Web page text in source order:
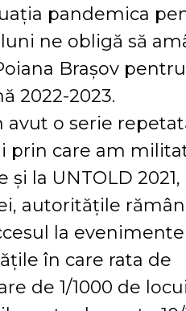
pandemica
ne obligă să
Brașov pentru
2022-2023.
avut o serie
prin care am
la UNTOLD 2021,
autoritățile
la evenimente
în care rata de
de 1/1000 de